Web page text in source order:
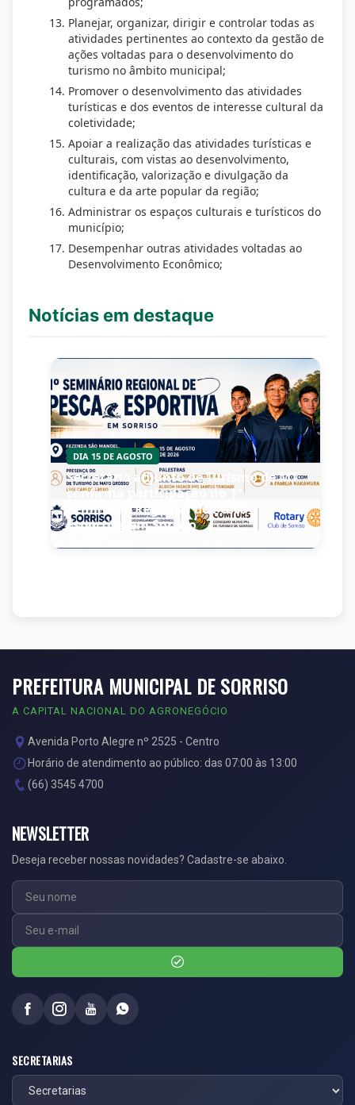
Planejar, organizar, dirigir e controlar todas as
atividades pertinentes ao contexto da gestão de
ações voltadas para o desenvolvimento do
turismo no âmbito municipal;
Promover o desenvolvimento das atividades
turísticas e dos eventos de interesse cultural da
coletividade;
Apoiar a realização das atividades turísticas e
culturais, com vistas ao desenvolvimento,
identificação, valorização e divulgação da
cultura e da arte popular da região;
Administrar os espaços culturais e turísticos do
município;
Desempenhar outras atividades voltadas ao
Desenvolvimento Econômico;
Notícias em destaque
DIA 15 DE AGOSTO
Secretário adjunto de Turismo de MT
confirma participação no 1º
Seminário Regional de Pesca
Esportiva em Sorriso
PREFEITURA MUNICIPAL DE SORRISO
A CAPITAL NACIONAL DO AGRONEGÓCIO
Avenida Porto Alegre nº 2525 - Centro
Horário de atendimento ao público: das 07:00 às 13:00
(66) 3545 4700
NEWSLETTER
Deseja receber nossas novidades? Cadastre-se abaixo.
SECRETARIAS